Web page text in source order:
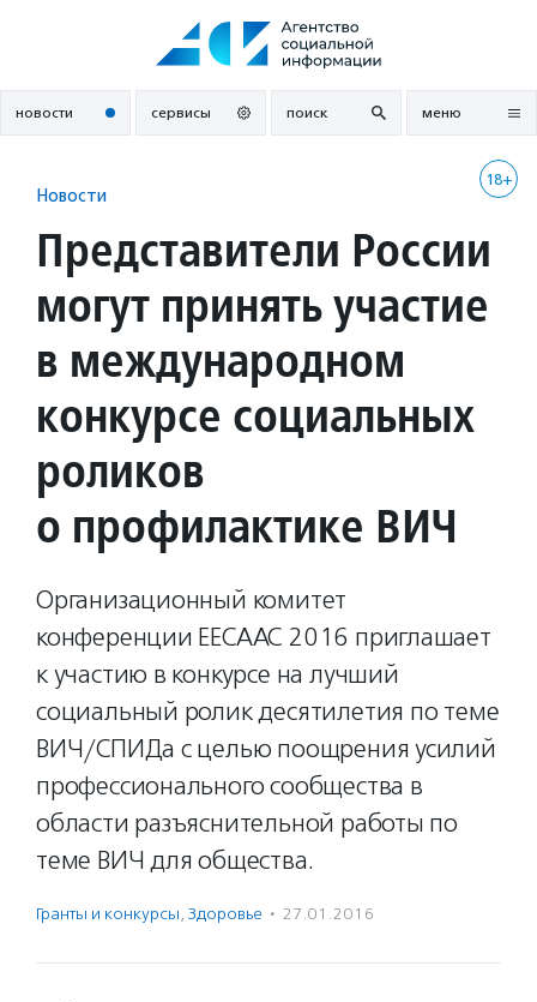
новости сервисы поиск меню
18+
Новости
Представители России
могут принять участие
в международном
конкурсе социальных
роликов
о профилактике ВИЧ
Организационный комитет
конференции EECAAC 2016 приглашает
к участию в конкурсе на лучший
социальный ролик десятилетия по теме
ВИЧ/СПИДа с целью поощрения усилий
профессионального сообщества в
области разъяснительной работы по
теме ВИЧ для общества.
Гранты и конкурсы, Здоровье · 27.01.2016